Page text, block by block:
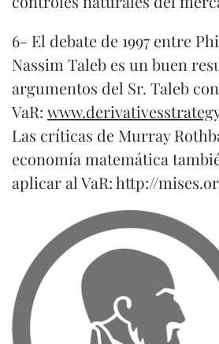
6- El debate de 1997 entre
Nassim Taleb es un buen
argumentos del Sr. Taleb
VaR:
Las críticas de Murray
economía matemática
aplicar al VaR:http://